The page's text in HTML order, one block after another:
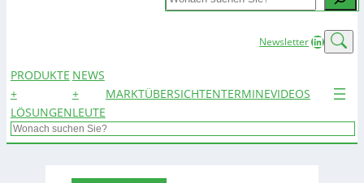
NewsletterLinkedIn
PRODUKTE
+
LÖSUNGEN
NEWS
+
LEUTE
MARKTÜBERSICHTENTERMINEVIDEOS
Search